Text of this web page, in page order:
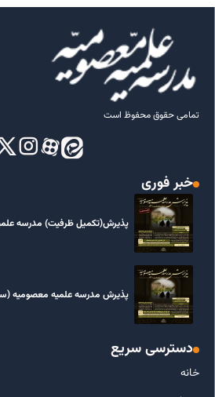
تمامی حقوق محفوظ است
خبر فوری
پذیرش(تکمیل ظرفیت) مدرسه
پذیرش مدرسه علمیه معصومیه‌
دسترسی سریع
خانه